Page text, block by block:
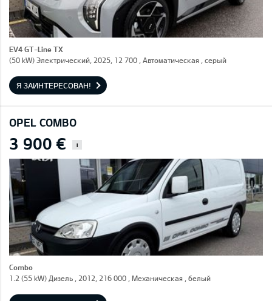
EV4 GT-Line TX
(50 kW) Электрический, 2025, 12 700 , Автоматическая , серый
Я ЗАИНТЕРЕСОВАН!
OPEL COMBO
3 900 € i
Combo
1.2 (55 kW) Дизель , 2012, 216 000 , Механическая , белый